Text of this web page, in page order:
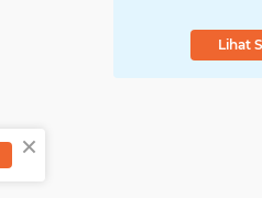
Bergengsi dari
Kapolda Lihat
×